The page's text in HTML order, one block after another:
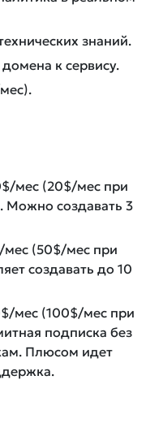
знаний.
к сервису.
мес (20$/мес при
Можно создавать 3
(50$/мес при
создавать до 10
мес (100$/мес при
подписка без
Плюсом идет